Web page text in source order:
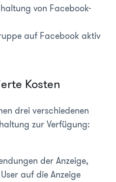
von Facebook-
auf Facebook aktiv
Kosten
drei verschiedenen
zur Verfügung:
der Anzeige,
auf die Anzeige